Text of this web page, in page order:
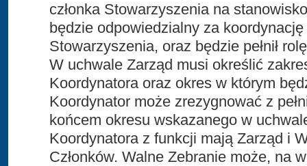
członka Stowarzyszenia na
będzie odpowiedzialny za koordynację
Stowarzyszenia, oraz będzie pełnił
W uchwale Zarząd musi określić
Koordynatora oraz okres w którym
Koordynator może zrezygnować z
końcem okresu wskazanego w
Koordynatora z funkcji mają Zarząd i
Członków. Walne Zebranie może, na